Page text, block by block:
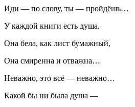
Иди — по слову, ты — пройдёшь…
У каждой книги есть душа.
Она бела, как лист бумажный,
Она смиренна и отважна…
Неважно, это всё — неважно…
Какой бы ни была душа —